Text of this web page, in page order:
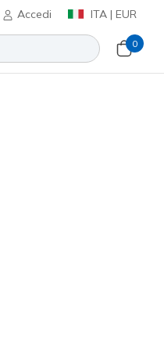
Accedi ITA | EUR
0